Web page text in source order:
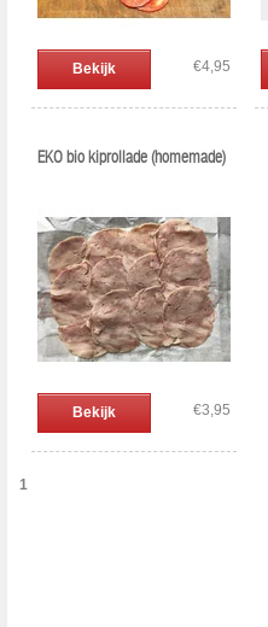
Bekijk €4,95
EKO bio kiprollade (homemade)
Bekijk €3,95
1